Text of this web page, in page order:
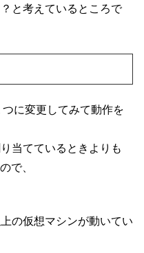
と考えているところで
に変更してみて動作を
当てているときよりも
で、
の仮想マシンが動いてい